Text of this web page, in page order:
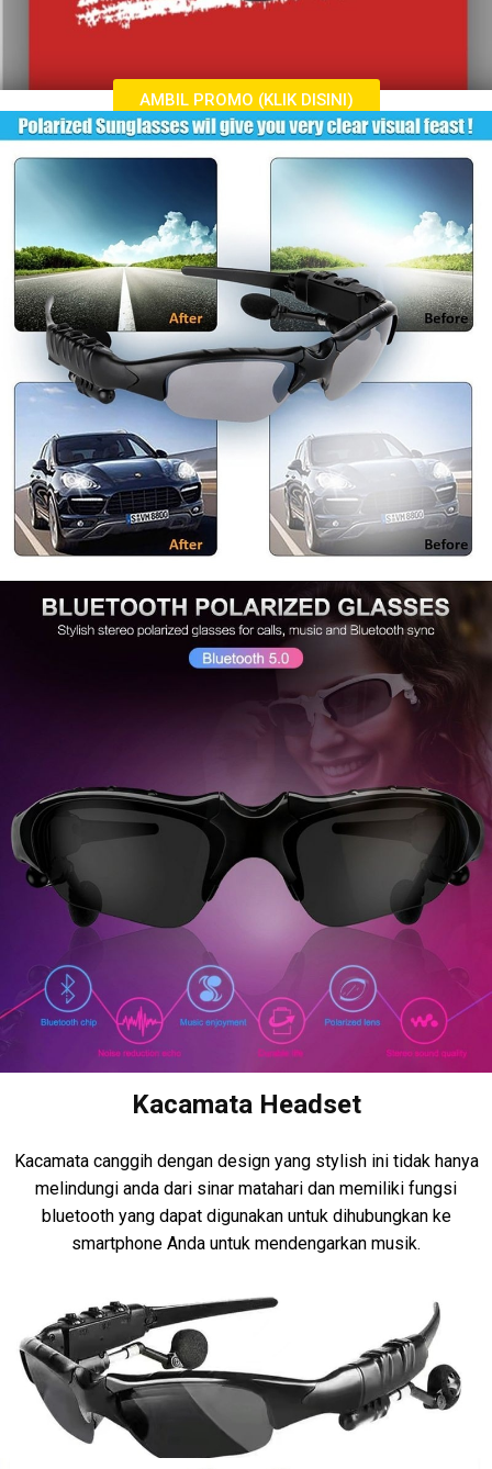
AMBIL PROMO (KLIK DISINI)
Kacamata Headset
Kacamata canggih dengan design yang stylish ini tidak hanya
melindungi anda dari sinar matahari dan memiliki fungsi
bluetooth yang dapat digunakan untuk dihubungkan ke
smartphone Anda untuk mendengarkan musik.